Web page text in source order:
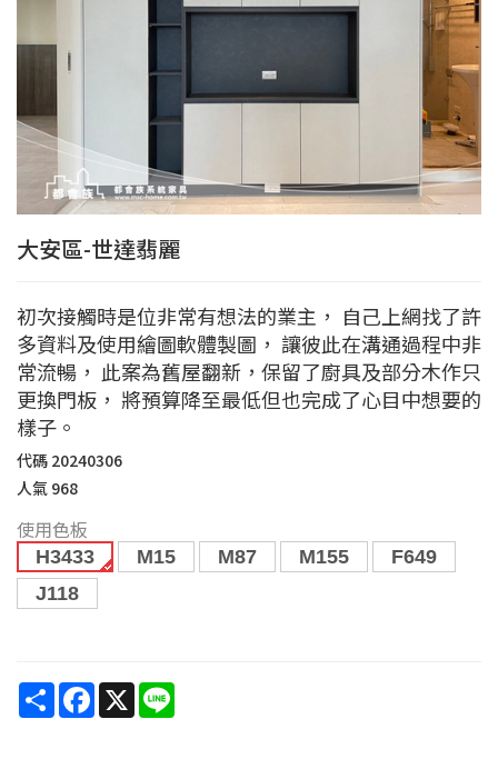
大安區-世達翡麗
初次接觸時是位非常有想法的業主， 自己上網找了許
多資料及使用繪圖軟體製圖， 讓彼此在溝通過程中非
常流暢， 此案為舊屋翻新，保留了廚具及部分木作只
更換門板， 將預算降至最低但也完成了心目中想要的
樣子。
代碼 20240306
人氣 968
使用色板
H3433 M15 M87 M155
F649
J118
ShareFacebook
X